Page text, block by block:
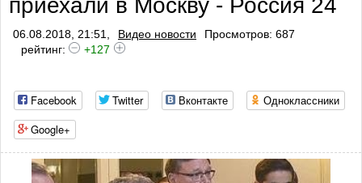
приехали в Москву - Россия 24
06.08.2018, 21:51, Видео новости
Просмотров: 687
рейтинг:
+127
Facebook Twitter Вконтакте
Одноклассники
Google+